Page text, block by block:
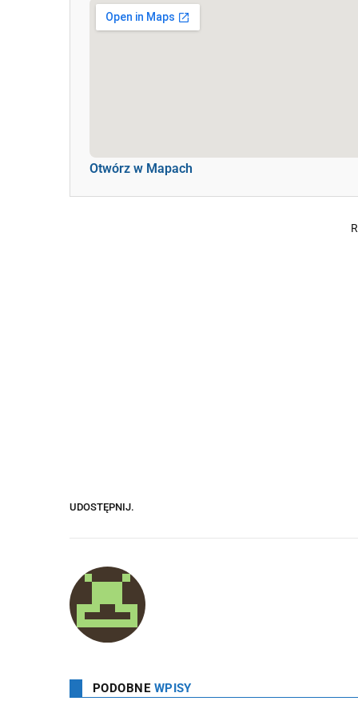
Otwórz w Mapach
UDOSTĘPNIJ.
PODOBNE WPISY